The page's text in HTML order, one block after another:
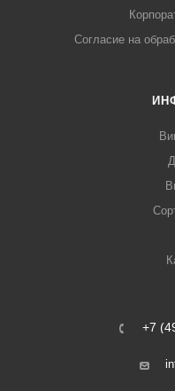
Согласие на
+7